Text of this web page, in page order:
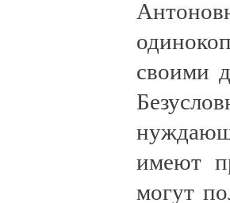
своими
имеют
могут